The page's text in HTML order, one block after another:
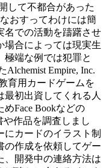
して不都合があった
おすってわけには簡
名での活動を躊躇させ
場合によっては現実生
極端な例では犯罪と
Empire, Inc.
育用カードゲームを
初出資してくれる人
Face Bookなどの
や作品を調査しまし
カードのイラスト制
の作成を依頼してゲー
、開発中の連絡方法は